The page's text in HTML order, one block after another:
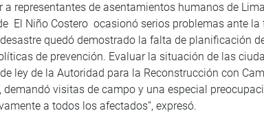
a representantes de asentamientos humanos de
El Niño Costero ocasionó serios problemas ante
quedó demostrado la falta de planificación
de prevención. Evaluar la situación de las
ley de la Autoridad para la Reconstrucción con
visitas de campo y una especial
a todos los afectados”, expresó.